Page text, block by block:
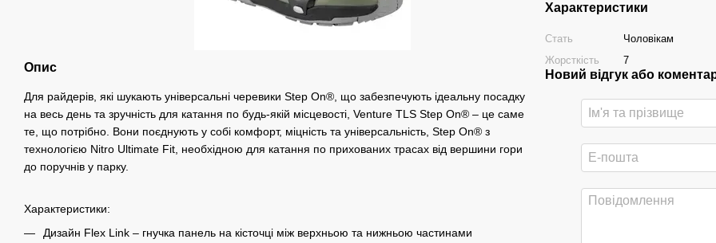
Опис
Для райдерів, які шукають універсальні черевики Step On®, що забезпечують ідеальну посадку
на весь день та зручність для катання по будь-якій місцевості, Venture TLS Step On® – це саме
те, що потрібно. Вони поєднують у собі комфорт, міцність та універсальність, Step On® з
технологією Nitro Ultimate Fit, необхідною для катання по прихованих трасах від вершини гори
до поручнів у парку.
Характеристики:
Дизайн Flex Link – гнучка панель на кісточці між верхньою та нижньою частинами
Характеристики
Стать
Чоловікам
Жорсткість
7
Новий відгук або